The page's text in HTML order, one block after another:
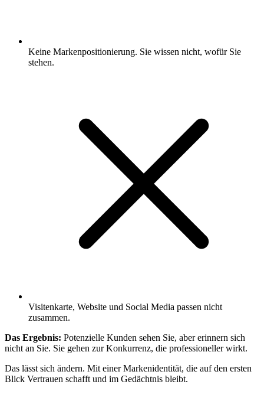
Keine Markenpositionierung. Sie wissen nicht, wofür Sie
stehen.
Visitenkarte, Website und Social Media passen nicht
zusammen.
Das Ergebnis: Potenzielle Kunden sehen Sie, aber erinnern sich
nicht an Sie. Sie gehen zur Konkurrenz, die professioneller wirkt.
Das lässt sich ändern. Mit einer Markenidentität, die auf den ersten
Blick Vertrauen schafft und im Gedächtnis bleibt.